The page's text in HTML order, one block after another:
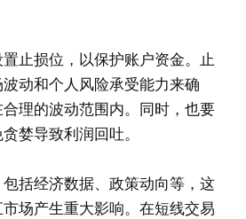
止损位，以保护账户资金。止
动和个人风险承受能力来确
理的波动范围内。同时，也要
婪导致利润回吐。
括经济数据、政策动向等，这
场产生重大影响。在短线交易